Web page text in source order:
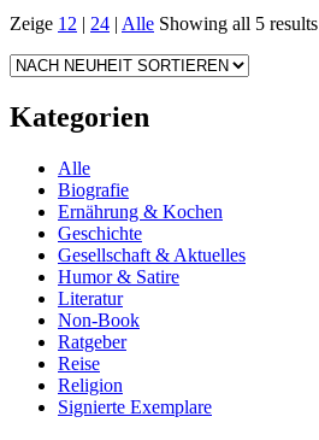
Zeige 12 | 24 | Alle Showing all 5 results
Kategorien
Alle
Biografie
Ernährung & Kochen
Geschichte
Gesellschaft & Aktuelles
Humor & Satire
Literatur
Non-Book
Ratgeber
Reise
Religion
Signierte Exemplare